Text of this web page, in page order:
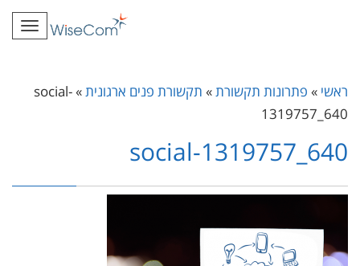
ראשי » פתרונות תקשורת» תקשורת פנים ארגונית»
social-
1319757_640
social-1319757_640